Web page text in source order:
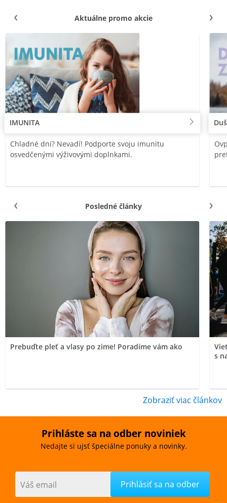
Aktuálne promo akcie
IMUNITA
Chladné dni? Nevadí! Podporte svoju imunitu
osvedčenými výživovými doplnkami.
Posledné články
Prebuďte pleť a vlasy po zime! Poradíme vám ako
s
Zobraziť viac článkov
Prihláste sa na odber noviniek
Nedajte si ujsť špeciálne ponuky a novinky.
Váš email